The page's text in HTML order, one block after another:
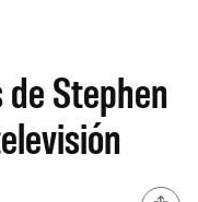
de Stephen